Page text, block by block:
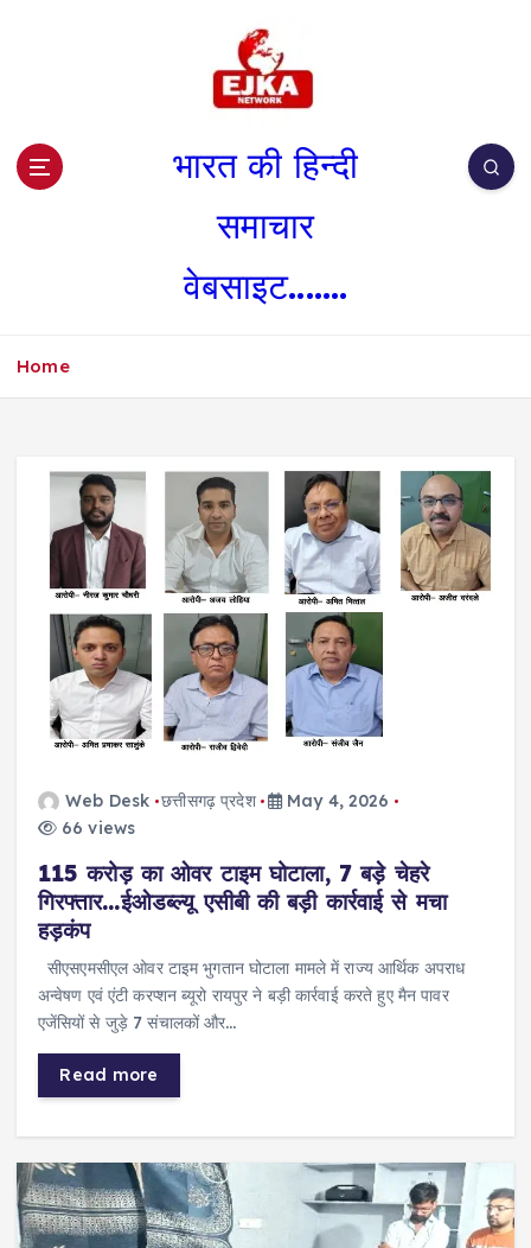
भारत की हिन्दी
समाचार
वेबसाइट.......
Home
Web Desk छत्तीसगढ़ प्रदेश
May 4, 2026
66 views
115 करोड़ का ओवर टाइम घोटाला, 7 बड़े चेहरे
गिरफ्तार…ईओडब्ल्यू एसीबी की बड़ी कार्रवाई से मचा
हड़कंप
सीएसएमसीएल ओवर टाइम भुगतान घोटाला मामले में राज्य आर्थिक अपराध
अन्वेषण एवं एंटी करप्शन ब्यूरो रायपुर ने बड़ी कार्रवाई करते हुए मैन पावर
एजेंसियों से जुड़े 7 संचालकों और…
Read more